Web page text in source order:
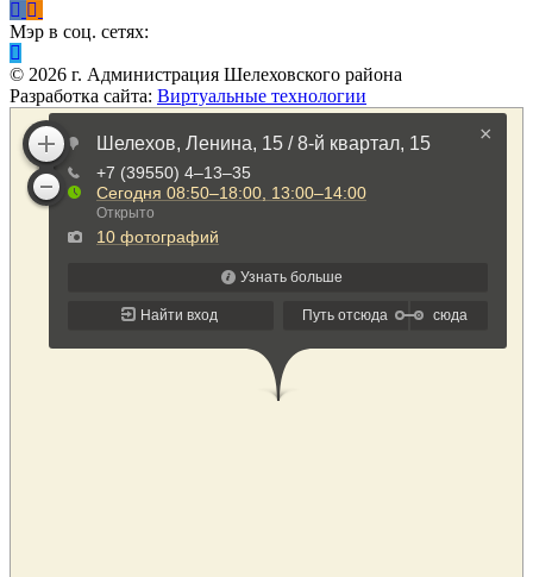
Мэр в соц. сетях:
© 2026 г. Администрация Шелеховского района
Разработка сайта: Виртуальные технологии